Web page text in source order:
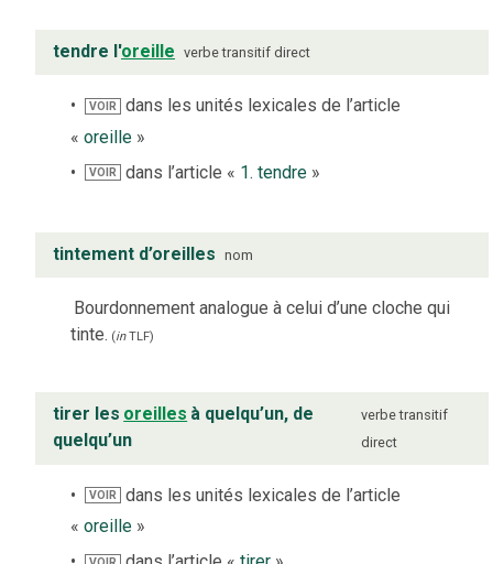
tendre l'oreille verbe transitif direct
VOIR
dans les unités lexicales de l’article
« oreille »
VOIR dans l’article « 1. tendre »
tintement d’oreilles nom
Bourdonnement analogue à celui d’une cloche qui
tinte. (inTLF)
tirer les oreilles à quelqu’un, de
quelqu’un
verbe transitif
direct
VOIR
dans les unités lexicales de l’article
« oreille »